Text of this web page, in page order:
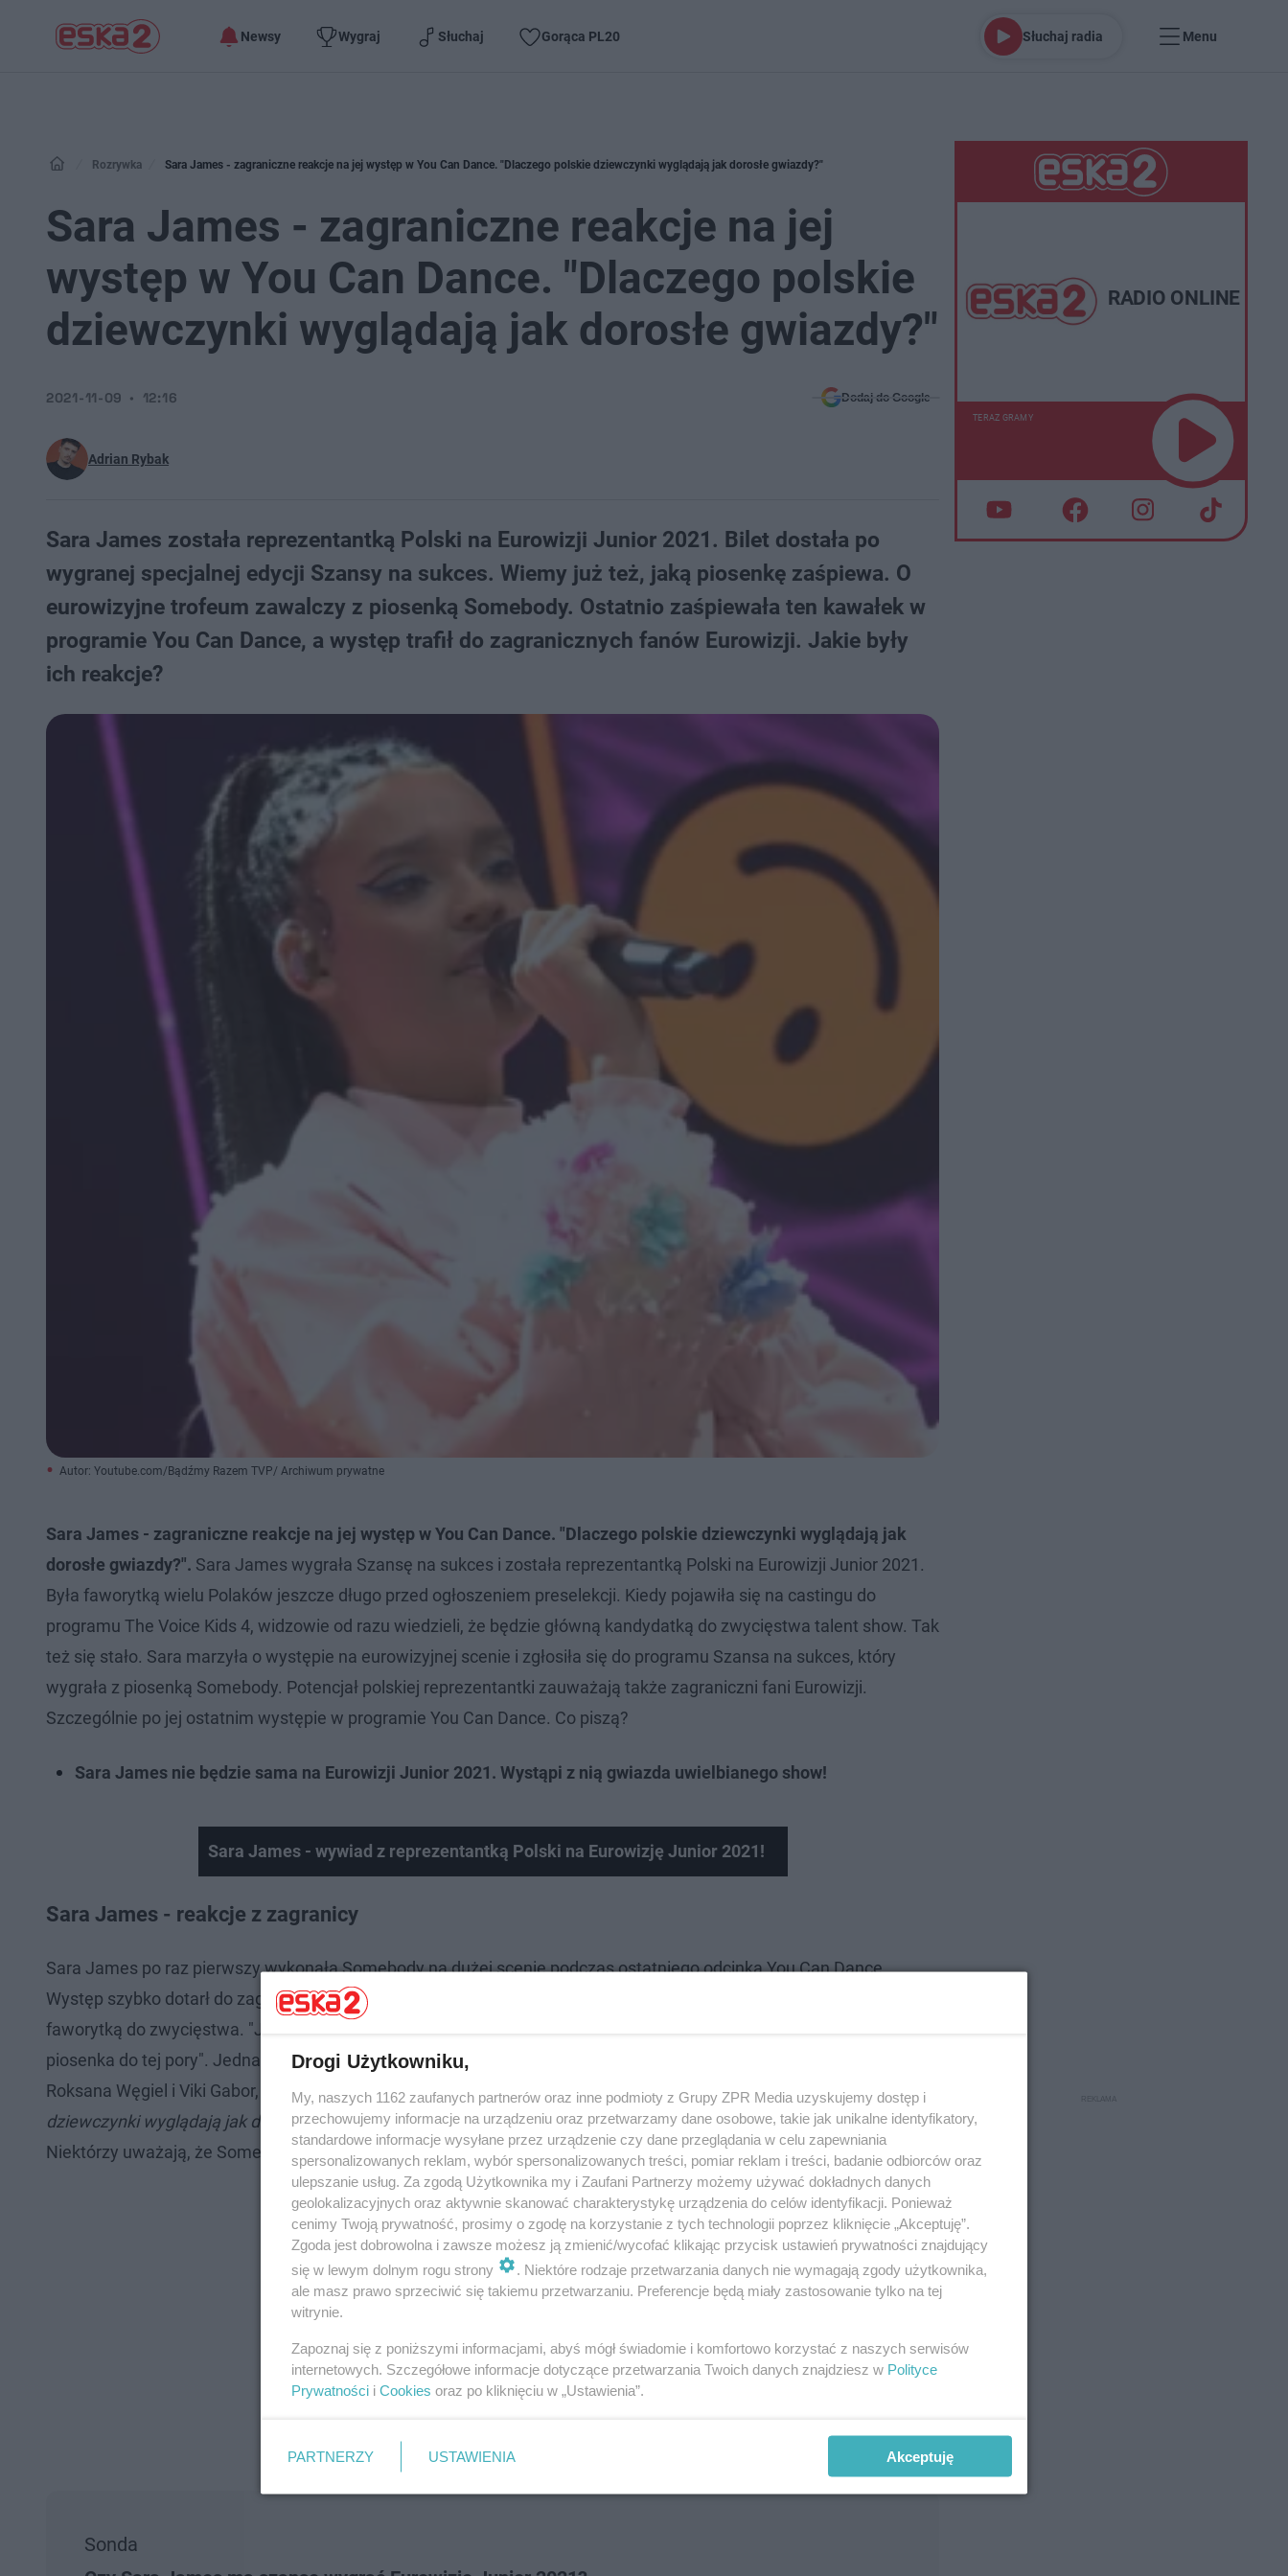
Newsy Wygraj Słuchaj Gorąca PL20 Słuchaj radia Menu
Rozrywka Sara James - zagraniczne reakcje na jej występ w You Can Dance. "Dlaczego polskie dziewczynki wyglądają jak dorosłe gwiazdy?"
Sara James - zagraniczne reakcje na jej
występ w You Can Dance. "Dlaczego polskie
dziewczynki wyglądają jak dorosłe gwiazdy?"
Adrian Rybak
2021-11-09 12:16 Dodaj do Google
Sara James została reprezentantką Polski na Eurowizji Junior 2021. Bilet dostała po
wygranej specjalnej edycji Szansy na sukces. Wiemy już też, jaką piosenkę zaśpiewa. O
eurowizyjne trofeum zawalczy z piosenką Somebody. Ostatnio zaśpiewała ten kawałek w
programie You Can Dance, a występ trafił do zagranicznych fanów Eurowizji. Jakie były
ich reakcje?
Autor: Youtube.com/Bądźmy Razem TVP/ Archiwum prywatne
Sara James - zagraniczne reakcje na jej występ w You Can Dance. "Dlaczego polskie dziewczynki wyglądają jak
dorosłe gwiazdy?". Sara James wygrała Szansę na sukces i została reprezentantką Polski na Eurowizji Junior 2021.
Była faworytką wielu Polaków jeszcze długo przed ogłoszeniem preselekcji. Kiedy pojawiła się na castingu do
programu The Voice Kids 4, widzowie od razu wiedzieli, że będzie główną kandydatką do zwycięstwa talent show. Tak
też się stało. Sara marzyła o występie na eurowizyjnej scenie i zgłosiła się do programu Szansa na sukces, który
wygrała z piosenką Somebody. Potencjał polskiej reprezentantki zauważają także zagraniczni fani Eurowizji.
Szczególnie po jej ostatnim występie w programie You Can Dance. Co piszą?
Sara James nie będzie sama na Eurowizji Junior 2021. Wystąpi z nią gwiazda uwielbianego show!
Sara James - wywiad z reprezentantką Polski na Eurowizję Junior 2021!
Sara James - reakcje z zagranicy
Sara James po raz pierwszy wykonała Somebody na dużej scenie podczas ostatniego odcinka You Can Dance.
Występ szybko dotarł do zagranicznych fanów Eurowizji. Większość z nich nie ma wątpliwości, że jest główną
faworytką do zwycięstwa. "Jej głos jest niesamowity", "zdziwię się, jak nie wygra", "to zdecydowanie najlepsza
piosenka do tej pory". Jedna z internautek z Hiszpanii zauważyła także, że Sara, podobnie jak jej poprzedniczki
Roksana Węgiel i Viki Gabor, wygląda bardzo dojrzale i ma aparycję światowej gwiazdy. - Dlaczego polskie
dziewczynki wyglądają jak dorosłe gwiazdy?- zastanawia się. Na tym nie kończą się porównania do Roxie i Viki.
Niektórzy uważają, że Somebody jest dobrą piosenkę, ale nie tak dobrą jak Anyone I Want To Be oraz Superhero.
Sonda
RADIO ONLINE
TERAZ GRAMY
Drogi Użytkowniku,
My, naszych 1162 zaufanych partnerów oraz inne podmioty z Grupy ZPR Media uzyskujemy dostęp i
przechowujemy informacje na urządzeniu oraz przetwarzamy dane osobowe, takie jak unikalne identyfikatory,
standardowe informacje wysyłane przez urządzenie czy dane przeglądania w celu zapewniania
spersonalizowanych reklam, wybór spersonalizowanych treści, pomiar reklam i treści, badanie odbiorców oraz
ulepszanie usług. Za zgodą Użytkownika my i Zaufani Partnerzy możemy używać dokładnych danych
geolokalizacyjnych oraz aktywnie skanować charakterystykę urządzenia do celów identyfikacji. Ponieważ
cenimy Twoją prywatność, prosimy o zgodę na korzystanie z tych technologii poprzez kliknięcie „Akceptuję”.
Zgoda jest dobrowolna i zawsze możesz ją zmienić/wycofać klikając przycisk ustawień prywatności znajdujący
się w lewym dolnym rogu strony
. Niektóre rodzaje przetwarzania danych nie wymagają zgody użytkownika,
ale masz prawo sprzeciwić się takiemu przetwarzaniu. Preferencje będą miały zastosowanie tylko na tej
witrynie.
Zapoznaj się z poniższymi informacjami, abyś mógł świadomie i komfortowo korzystać z naszych serwisów
internetowych. Szczegółowe informacje dotyczące przetwarzania Twoich danych znajdziesz w Polityce
Prywatności i Cookies oraz po kliknięciu w „Ustawienia”.
PARTNERZY USTAWIENIA Akceptuję